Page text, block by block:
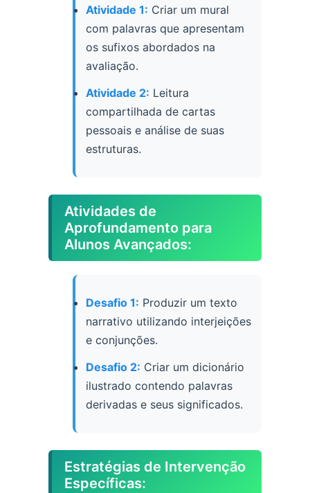
Atividade 1: Criar um mural
com palavras que apresentam
os sufixos abordados na
avaliação.
Atividade 2: Leitura
compartilhada de cartas
pessoais e análise de suas
estruturas.
Atividades de
Aprofundamento para
Alunos Avançados:
Desafio 1: Produzir um texto
narrativo utilizando interjeições
e conjunções.
Desafio 2: Criar um dicionário
ilustrado contendo palavras
derivadas e seus significados.
Estratégias de Intervenção
Específicas: